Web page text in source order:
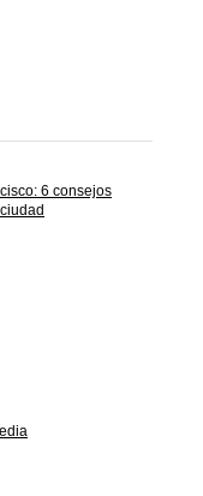
6 consejos